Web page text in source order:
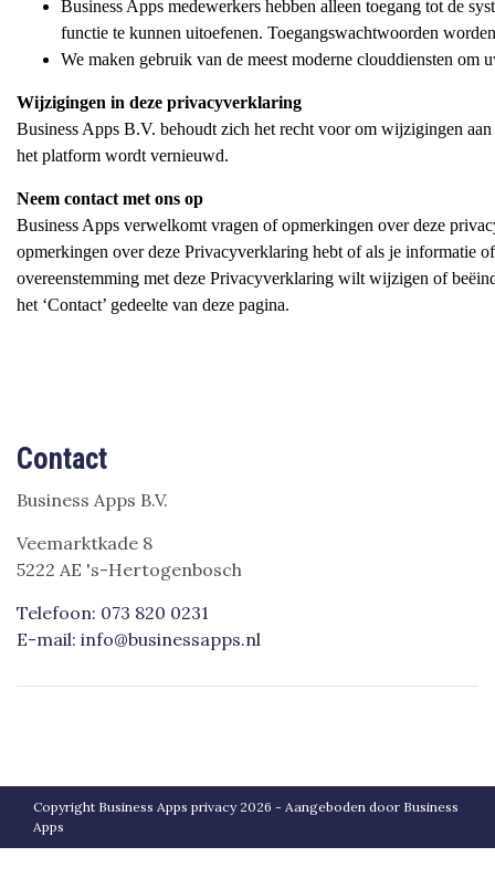
Business Apps medewerkers hebben alleen toegang tot de
functie te kunnen uitoefenen. Toegangswachtwoorden
We maken gebruik van de meest moderne clouddiensten om
Wijzigingen in deze privacyverklaring
Business Apps B.V. behoudt zich het recht voor om wijzigingen
het platform wordt vernieuwd.
Neem contact met ons op
Business Apps verwelkomt vragen of opmerkingen over deze
opmerkingen over deze Privacyverklaring hebt of als je informatie
overeenstemming met deze Privacyverklaring wilt wijzigen of
het ‘Contact’ gedeelte van deze pagina.
Contact
Business Apps B.V.
Veemarktkade 8
5222 AE 's-Hertogenbosch
Telefoon: 073 820 0231
E-mail: info@businessapps.nl
Copyright Business Apps privacy 2026 - Aangeboden door Business
Apps